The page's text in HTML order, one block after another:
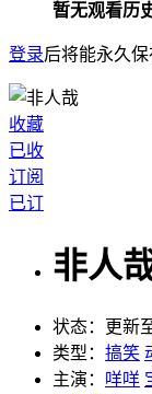
暂无观看历
登录后将能永久
收藏
已收
订阅
已订
非人
状态：
更新
类型： 搞笑
主演： 咩咩